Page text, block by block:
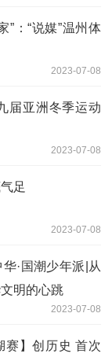
”：“说媒”温州体
2023-07-08
届亚洲冬季运动
2023-07-08
足
2023-07-08
·国潮少年派|从
明的心跳
2023-07-08
赛】创历史 首次